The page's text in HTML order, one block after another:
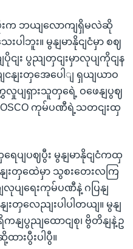
ဖိုးက ဘယျလောကျရှိမလဲဆို
ပါဘူး။ မွနျမာနိုငျငံမှာ စဈ
ျး ပွညျတှငျးမှာလုပျကိုငျန
ငနျးတှအေပေါျ ရှယျယာဝ
ပျရှားသူတှရေဲ့ ဝဖေနျပွဈ
ကုမ်ပဏီရဲ့သတငျးထှ
ေပျပဈပွီး မွနျမာနိုငျငံကထှ
နျးတှထေဲမှာ သွစးတေးလကြ
လုပျရေးကုမ်ပဏီနဲ့ ဂပြနျ
ျးတှလေညျးပါပါတယျ။ မွနျ
နျပွညျထောငျစု၊ ဗွိတိနျနဲ့ဥ
ားပွီးပါပွီ။